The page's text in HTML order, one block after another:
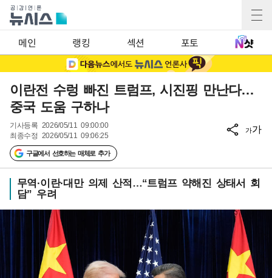
메인 랭킹 섹션 포토
이란전 수렁 빠진 트럼프, 시진핑 만난다…
중국 도움 구하나
기사등록 2026/05/11 09:00:00
최종수정 2026/05/11 09:06:25
구글에서 선호하는 매체로 추가
가가
무역·이란·대만 의제 산적…“트럼프 약해진 상태서 회
담” 우려